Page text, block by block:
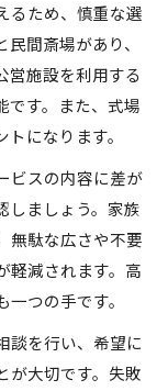
期限と注意点
係書類とは
践ポイント
知識集
務知識
費用のコツ
本手順
実例集
収集方法
るため、慎重な選
間斎場があり、
営施設を利用する
です。また、式場
になります。
ビスの内容に差が
しましょう。家族
無駄な広さや不要
軽減されます。高
つの手です。
談を行い、希望に
が大切です。失敗